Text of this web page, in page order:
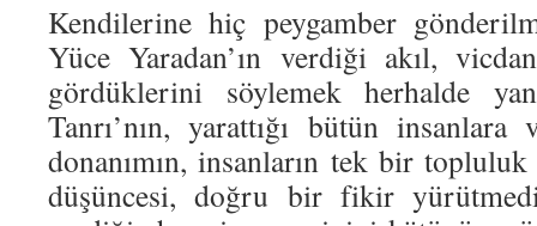
Kendilerine hiç peygamber
Yüce Yaradan’ın verdiği akıl,
gördüklerini söylemek herhalde
Tanrı’nın, yarattığı bütün
donanımın, insanların tek bir topluluk
düşüncesi, doğru bir fikir